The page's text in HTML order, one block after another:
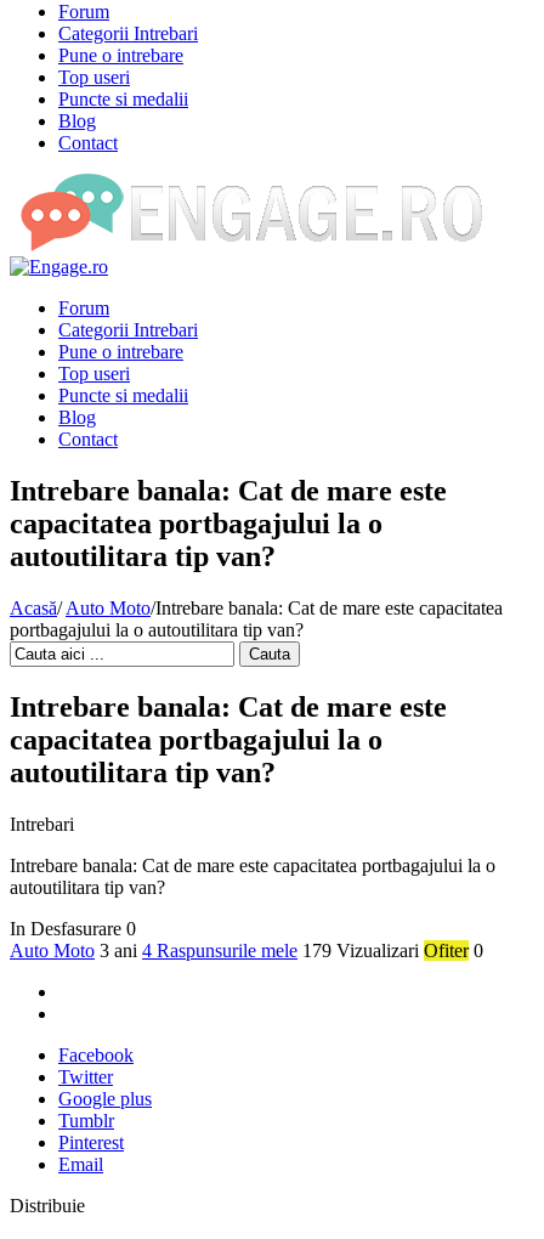
Forum
Categorii Intrebari
Pune o intrebare
Top useri
Puncte si medalii
Blog
Contact
Forum
Categorii Intrebari
Pune o intrebare
Top useri
Puncte si medalii
Blog
Contact
Intrebare banala: Cat de mare este
capacitatea portbagajului la o
autoutilitara tip van?
Acasă/ Auto Moto/Intrebare banala: Cat de mare este capacitatea
portbagajului la o autoutilitara tip van?
Cauta
Intrebare banala: Cat de mare este
capacitatea portbagajului la o
autoutilitara tip van?
Intrebari
Intrebare banala: Cat de mare este capacitatea portbagajului la o
autoutilitara tip van?
In Desfasurare 0
Auto Moto 3 ani 4 Raspunsurile mele 179 Vizualizari Ofiter 0
Facebook
Twitter
Google plus
Tumblr
Pinterest
Email
Distribuie